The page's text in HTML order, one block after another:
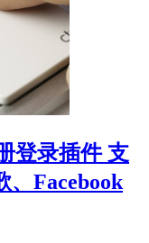
登录插件 支
、Facebook